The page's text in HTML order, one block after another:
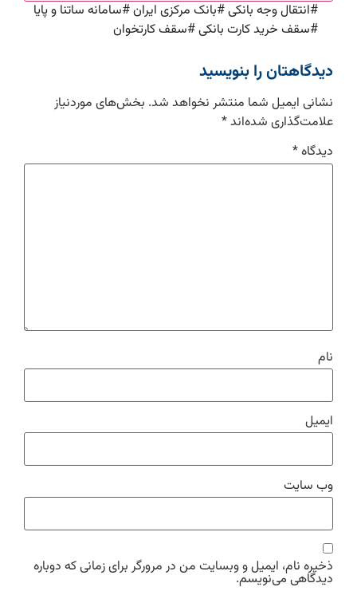
#انتقال وجه بانکی#بانک مرکزی ایران#سامانه ساتنا و پایا
#سقف خرید کارت بانکی#سقف کارتخوان
دیدگاهتان را بنویسید
نشانی ایمیل شما منتشر نخواهد شد. بخش‌های موردنیاز
علامت‌گذاری شده‌اند*
دیدگاه*
نام
ایمیل
وب‌ سایت
ذخیره نام، ایمیل و وبسایت من در مرورگر برای زمانی که دوباره
دیدگاهی می‌نویسم.